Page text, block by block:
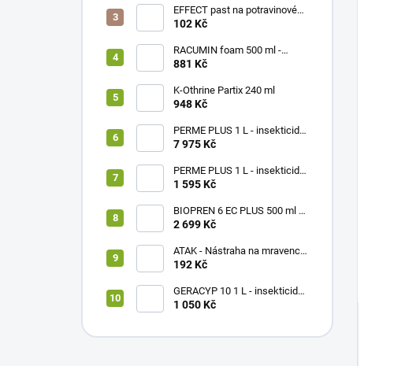
EFFECT past na potravinové
moly
102 Kč
RACUMIN foam 500 ml -
pěnová nástraha
881 Kč
K-Othrine Partix 240 ml
948 Kč
PERME PLUS 1 L - insekticidní
koncentrát AKCE 5+1
7 975 Kč
PERME PLUS 1 L - insekticidní
koncentrát
1 595 Kč
BIOPREN 6 EC PLUS 500 ml -
insekticidní koncentrát
2 699 Kč
ATAK - Nástraha na mravence
Imidacloprid sada 2 domečky
192 Kč
GERACYP 10 1 L - insekticidní
koncentrát
1 050 Kč